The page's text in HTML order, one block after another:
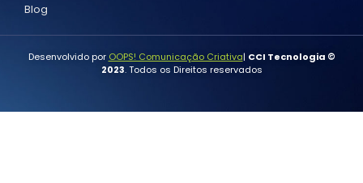
Blog
Desenvolvido por OOPS! Comunicação Criativa| CCI Tecnologia ©
2023. Todos os Direitos reservados